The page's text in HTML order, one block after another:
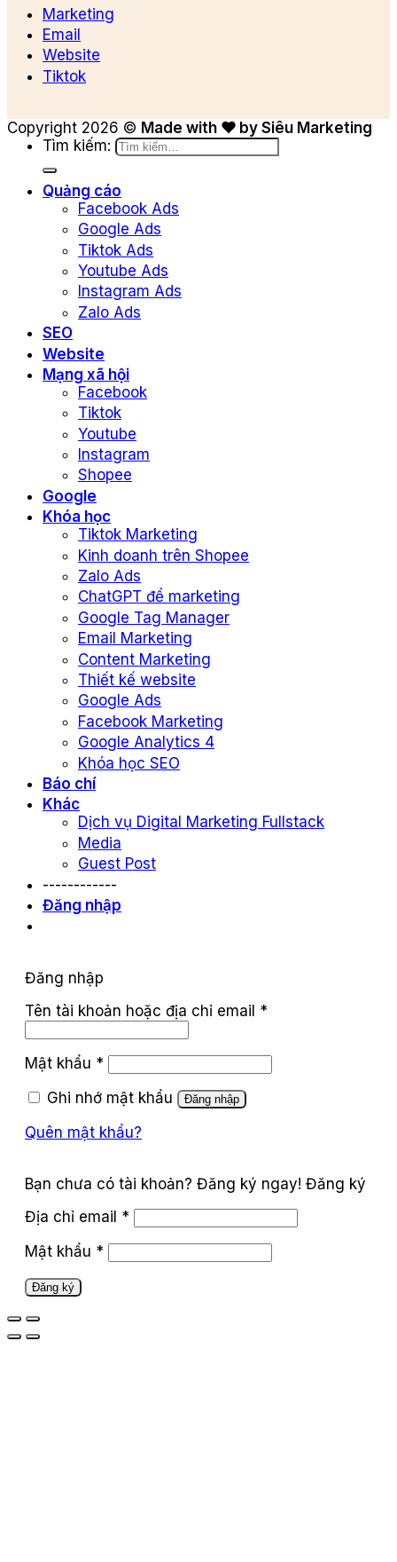
Marketing
Email
Website
Tiktok
Copyright 2026 © Made with ❤ by Siêu Marketing
Tìm kiếm:
Quảng cáo
Facebook Ads
Google Ads
Tiktok Ads
Youtube Ads
Instagram Ads
Zalo Ads
SEO
Website
Mạng xã hội
Facebook
Tiktok
Youtube
Instagram
Shopee
Google
Khóa học
Tiktok Marketing
Kinh doanh trên Shopee
Zalo Ads
ChatGPT để marketing
Google Tag Manager
Email Marketing
Content Marketing
Thiết kế website
Google Ads
Facebook Marketing
Google Analytics 4
Khóa học SEO
Báo chí
Khác
Dịch vụ Digital Marketing Fullstack
Media
Guest Post
------------
Đăng nhập
Đăng nhập
Tên tài khoản hoặc địa chỉ email *
Mật khẩu *
Ghi nhớ mật khẩu
Đăng nhập
Quên mật khẩu?
Đăng ký
Địa chỉ email *
Mật khẩu *
Đăng ký